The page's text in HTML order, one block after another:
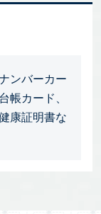
ンバーカー
帳カード、
康証明書な